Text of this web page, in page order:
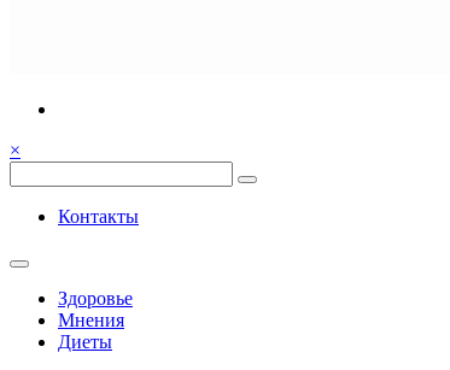
Весёлый и здоровый
Семья, общение, здоровье.
×
Весёлый и здоровый образ жизни
Контакты
Здоровье
Мнения
Диеты